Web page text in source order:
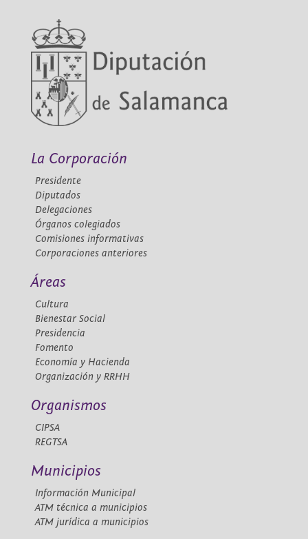
La Corporación
Presidente
Diputados
Delegaciones
Órganos colegiados
Comisiones informativas
Corporaciones anteriores
Áreas
Cultura
Bienestar Social
Presidencia
Fomento
Economía y Hacienda
Organización y RRHH
Organismos
CIPSA
REGTSA
Municipios
Información Municipal
ATM técnica a municipios
ATM jurídica a municipios